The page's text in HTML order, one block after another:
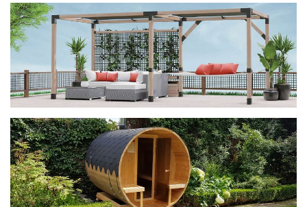
фотогалерея
ДОМИКИ
фотогалерея
Беседки CUBE